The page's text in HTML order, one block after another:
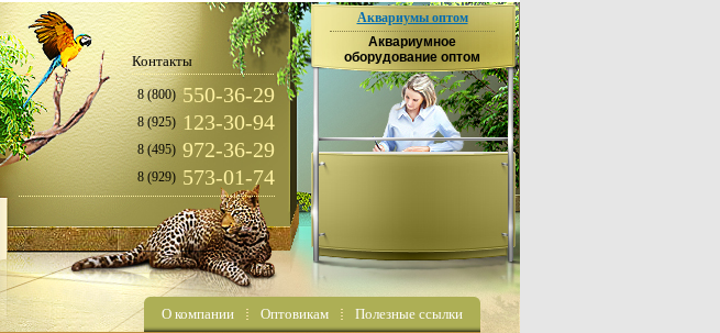
Контакты
8 (800) 550-36-29
8 (925) 123-30-94
8 (495) 972-36-29
8 (929) 573-01-74
Аквариумы оптом
Аквариумное
оборудование оптом
О компании Оптовикам Полезные ссылки